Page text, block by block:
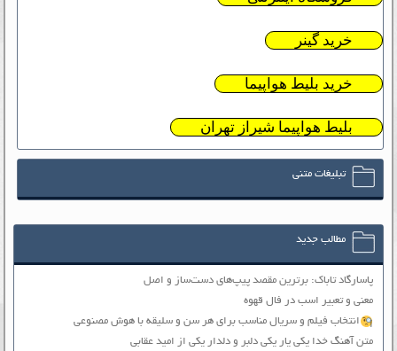
خرید گینر
خرید بلیط هواپیما
بلیط هواپیما شیراز تهران
تبلیغات متنی
مطالب جدید
پاسارگاد تاباک: برترین مقصد پیپ‌های دست‌ساز و اصل
معنی و تعبیر اسب در فال قهوه
انتخاب فیلم و سریال مناسب برای هر سن و سلیقه با هوش مصنوعی
متن آهنگ خدا یکی یار یکی دلبر و دلدار یکی از امید عقابی